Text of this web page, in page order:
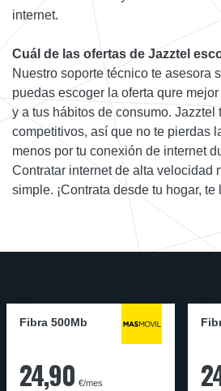
internet.
Cuál de las ofertas de Jazztel
Nuestro soporte técnico te asesora
puedas escoger la oferta qure
y a tus hábitos de consumo. Jazztel
competitivos, así que no te pierdas
menos por tu conexión de internet
Contratar internet de alta velocidad
simple. ¡Contrata desde tu hogar,
Fibra 500Mb
24,90 €/mes